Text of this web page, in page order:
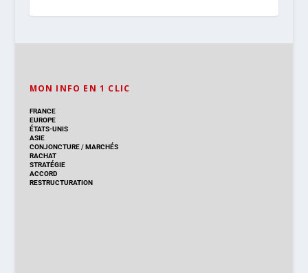
MON INFO EN 1 CLIC
FRANCE
EUROPE
ÉTATS-UNIS
ASIE
CONJONCTURE/MARCHÉS
RACHAT
STRATÉGIE
ACCORD
RESTRUCTURATION